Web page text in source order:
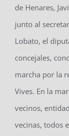
de Henares,
junto al
Lobato, el
concejales,
marcha por la
Vives. En la
vecinos,
vecinas, todos